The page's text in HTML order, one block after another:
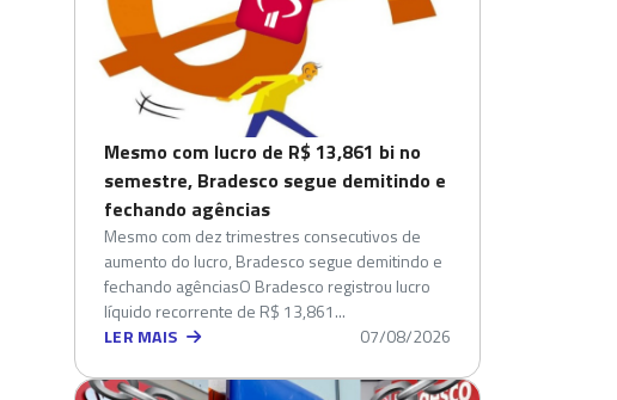
Mesmo com lucro de R$ 13,861 bi no
semestre, Bradesco segue demitindo e
fechando agências
Mesmo com dez trimestres consecutivos de
aumento do lucro, Bradesco segue demitindo e
fechando agênciasO Bradesco registrou lucro
líquido recorrente de R$ 13,861...
LER MAIS
07/08/2026